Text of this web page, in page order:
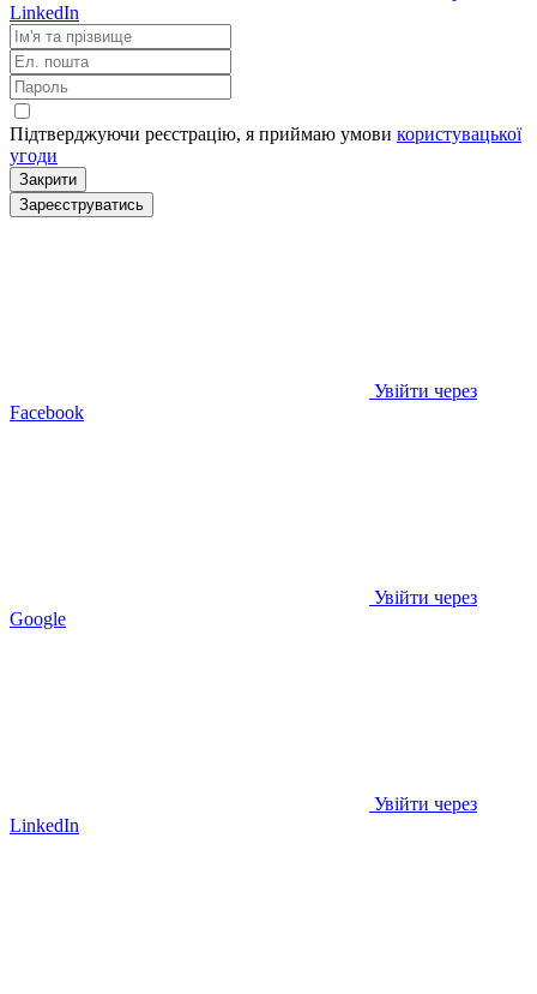
LinkedIn
Підтверджуючи реєстрацію, я приймаю умови користувацької
угоди
Закрити
Зареєструватись
Увійти через
Facebook
Увійти через
Google
Увійти через
LinkedIn